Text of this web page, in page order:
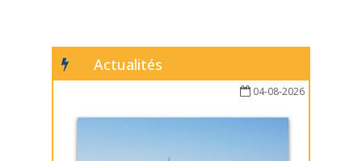
Actualités
04-08-2026